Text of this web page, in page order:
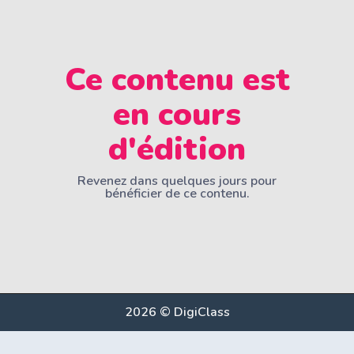
Ce contenu est
en cours
d'édition
Revenez dans quelques jours pour
bénéficier de ce contenu.
2026 © DigiClass